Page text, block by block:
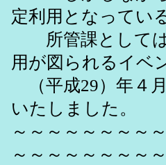
定利用となってい
所管課としては
用が図られるイベ
（平成29）年４
いたしました。
～～～～～～～～
～～～～～～～～